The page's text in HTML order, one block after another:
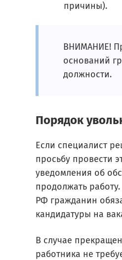
причины).
ВНИМАНИЕ!
оснований
должности.
Порядок
Если специалист
просьбу провести
уведомления об
продолжать
РФ гражданин
кандидатуры на
В случае
работника не